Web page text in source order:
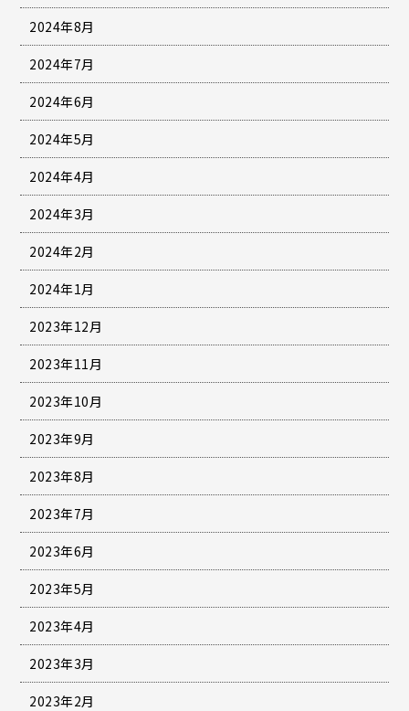
2024年8月
2024年7月
2024年6月
2024年5月
2024年4月
2024年3月
2024年2月
2024年1月
2023年12月
2023年11月
2023年10月
2023年9月
2023年8月
2023年7月
2023年6月
2023年5月
2023年4月
2023年3月
2023年2月